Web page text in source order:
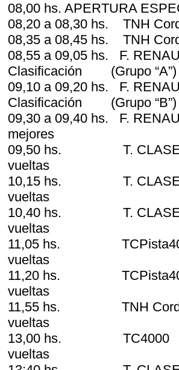
08,00 hs. APERTURA
08,20 a 08,30 hs.
08,35 a 08,45 hs.
08,55 a 09,05 hs. F.
Clasificación (Grupo “A”)
09,10 a 09,20 hs. F.
Clasificación (Grupo “B”)
09,30 a 09,40 hs. F.
mejores
09,50 hs. T.
vueltas
10,15 hs. T.
vueltas
10,40 hs. T.
vueltas
11,05 hs.
vueltas
11,20 hs.
vueltas
11,55 hs.
vueltas
13,00 hs.
vueltas